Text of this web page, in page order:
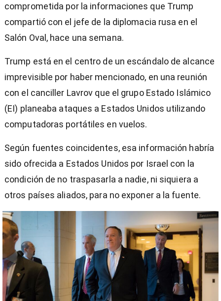
comprometida por la informaciones que Trump
compartió con el jefe de la diplomacia rusa en el
Salón Oval, hace una semana.
Trump está en el centro de un escándalo de alcance
imprevisible por haber mencionado, en una reunión
con el canciller Lavrov que el grupo Estado Islámico
(EI) planeaba ataques a Estados Unidos utilizando
computadoras portátiles en vuelos.
Según fuentes coincidentes, esa información habría
sido ofrecida a Estados Unidos por Israel con la
condición de no traspasarla a nadie, ni siquiera a
otros países aliados, para no exponer a la fuente.